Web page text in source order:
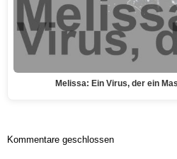
Melissa: Ein Virus, der ein
Kommentare geschlossen